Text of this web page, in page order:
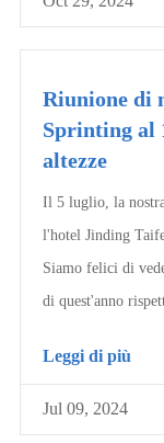
Riunione di
Sprinting al
altezze
Il 5 luglio, la
l'hotel Jinding
Siamo felici di
di quest'anno
Leggi di più
Jul 09, 2024